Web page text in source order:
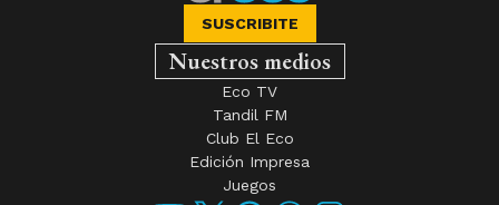
SUSCRIBITE
Nuestros medios
Eco TV
Tandil FM
Club El Eco
Edición Impresa
Juegos